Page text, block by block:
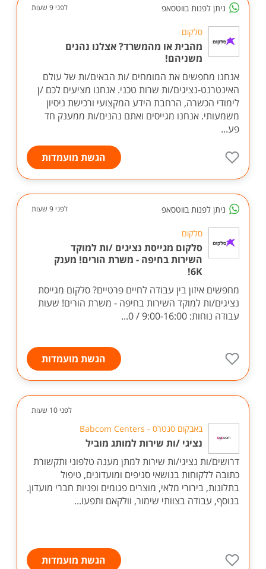
ניתן לפנות בווטסאפ לפני 9 שעות
סלקום
מהבית או מהמשרד? אצלנו נהנים
משניהם!
אנחנו מחפשים את המומחים /ות הבאים/ות של עולם
האינטרנט-נציגים/ות שרות טכני. אנחנו מציעים לכם /ן
לימודי הכשרה, הרחבת הידע המקצועי ורכישת ניסיון
משמעותי. אנחנו מגייסים ואתם נהנים/ות ממענק חד
פע...
הגשת מועמדות
ניתן לפנות בווטסאפ לפני 9 שעות
סלקום
סלקום מגייסת נציגים /ות למוקד
השירות בחיפה - משרת הורים! מענק
6K!
מחפשים איזון בין עבודה לחיים פרטיים? סלקום מגייסת
נציגים/ות למוקד השירות בחיפה - משרת הורים! שעות
עבודה נוחות: 9:00-16:00 / 0...
הגשת מועמדות
לפני 10 שעות
באבקום סנטרס - Babcom Centers
נציגי /ות שירות למותג מוביל
דרושים/ות נציגי/ות שירות למתן מענה טלפוני ותקשורת
כתובה ללקוחות בנושאי סניפים ומועדונים, טיפול
בתלונות, בירורי מלאי, מוצרים פגומים ופניות חברי מועדון.
בנוסף, עבודה בצוותי שימור, וולקאם ותפעו...
הגשת מועמדות